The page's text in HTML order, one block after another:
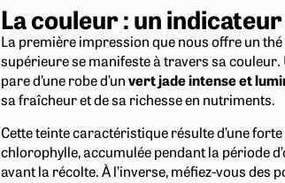
La couleur : un
La première impression que nous offre un
supérieure se manifeste à travers sa couleur.
pare d’une robe d’unvert jade intense et
sa fraîcheur et de sa richesse en nutriments.
Cette teinte caractéristique résulte d’une
chlorophylle, accumulée pendant la période
avant la récolte. À l’inverse, méfiez-vous des